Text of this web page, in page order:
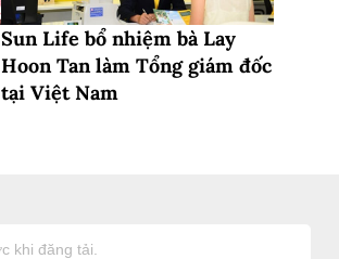
Sun Life bổ nhiệm bà Lay
Hoon Tan làm Tổng giám đốc
tại Việt Nam